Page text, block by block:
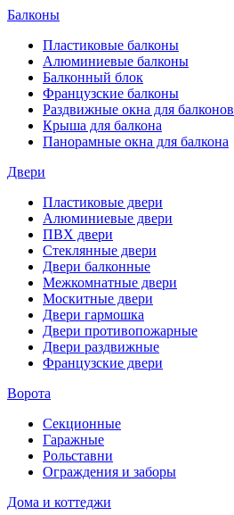
Балконы
Пластиковые балконы
Алюминиевые балконы
Балконный блок
Французские балконы
Раздвижные окна для балконов
Крыша для балкона
Панорамные окна для балкона
Двери
Пластиковые двери
Алюминиевые двери
ПВХ двери
Стеклянные двери
Двери балконные
Межкомнатные двери
Москитные двери
Двери гармошка
Двери противопожарные
Двери раздвижные
Французские двери
Ворота
Секционные
Гаражные
Рольставни
Ограждения и заборы
Дома и коттеджи